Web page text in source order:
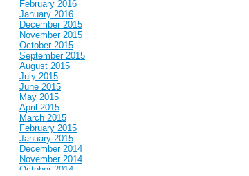
February 2016
January 2016
December 2015
November 2015
October 2015
September 2015
August 2015
July 2015
June 2015
May 2015
April 2015
March 2015
February 2015
January 2015
December 2014
November 2014
October 2014